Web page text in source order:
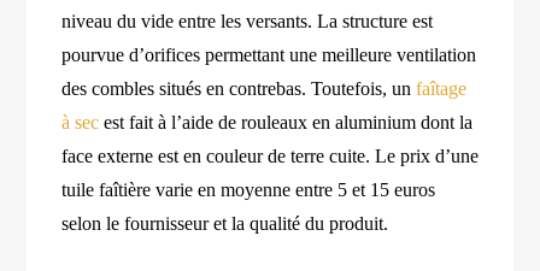
niveau du vide entre les versants. La structure est
pourvue d’orifices permettant une meilleure ventilation
des combles situés en contrebas. Toutefois, un faîtage
à sec est fait à l’aide de rouleaux en aluminium dont la
face externe est en couleur de terre cuite. Le prix d’une
tuile faîtière varie en moyenne entre 5 et 15 euros
selon le fournisseur et la qualité du produit.